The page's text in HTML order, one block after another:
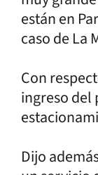
están en
caso de La
Con
ingreso del
Dijo